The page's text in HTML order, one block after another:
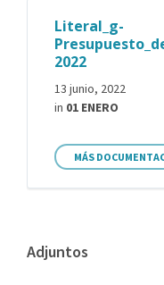
Literal_g-
2022
13 junio, 2022
in 01 ENERO
MÁS
Adjuntos